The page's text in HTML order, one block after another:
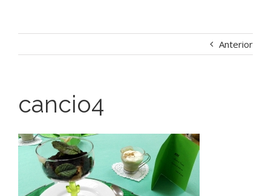
Anterior
cancio4